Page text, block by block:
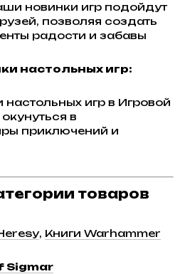
новинки игр подойдут
позволяя создать
радости и забавы
настольных игр:
игр в Игровой
в
приключений и
товаров
, Книги Warhammer
Sigmar